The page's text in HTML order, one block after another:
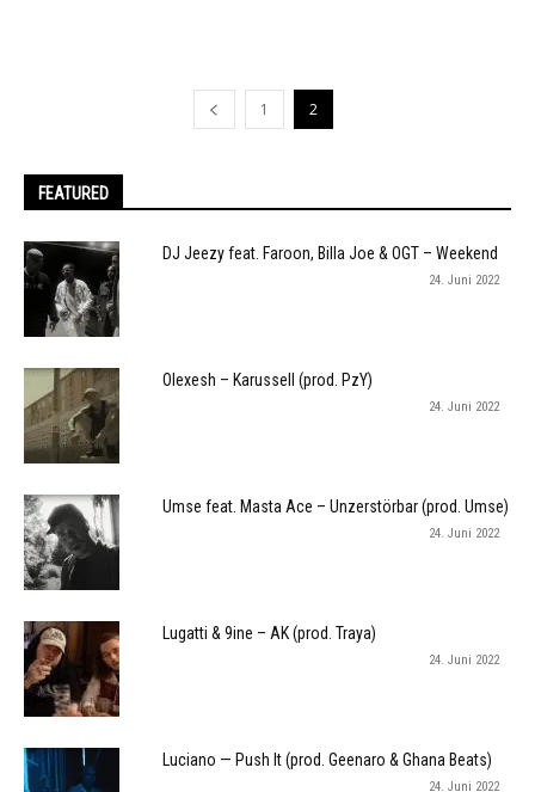
1 2
FEATURED
DJ Jeezy feat. Faroon, Billa Joe & OGT – Weekend
24. Juni 2022
Olexesh – Karussell (prod. PzY)
24. Juni 2022
Umse feat. Masta Ace – Unzerstörbar (prod. Umse)
24. Juni 2022
Lugatti & 9ine – AK (prod. Traya)
24. Juni 2022
Luciano — Push It (prod. Geenaro & Ghana Beats)
24. Juni 2022